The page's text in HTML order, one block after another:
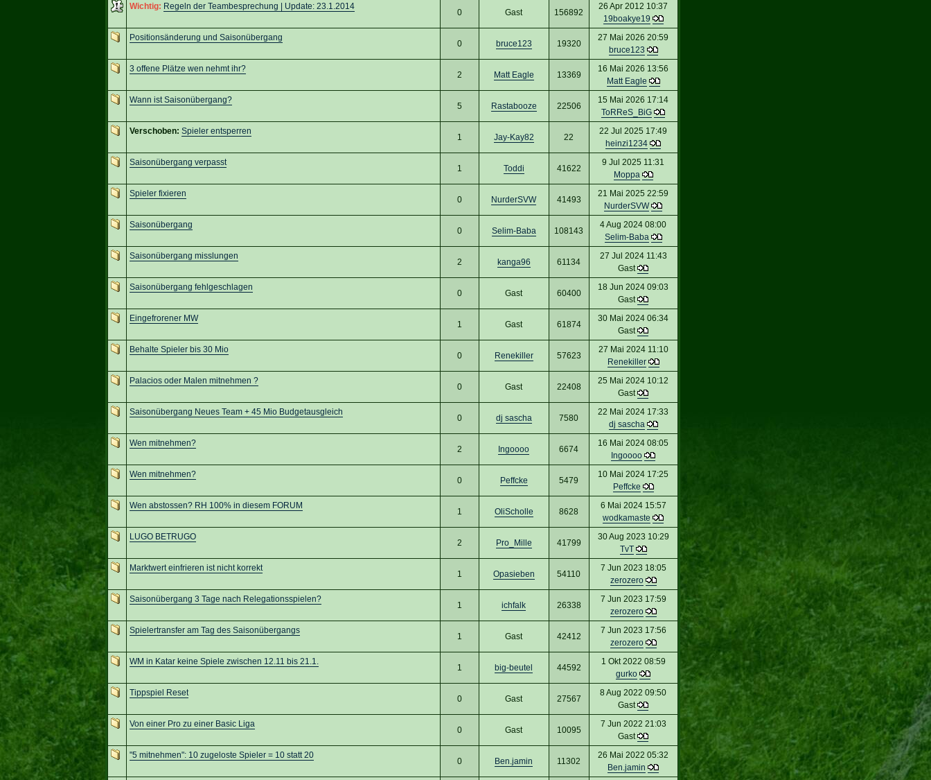
Wichtig: Regeln der Teambesprechung | Update: 23.1.2014
0 Gast 156892
26 Apr 2012 10:37
19boakye19
Positionsänderung und Saisonübergang
0 bruce123 19320
27 Mai 2026 20:59
bruce123
3 offene Plätze wen nehmt ihr?
2 Matt Eagle 13369
16 Mai 2026 13:56
Matt Eagle
Wann ist Saisonübergang?
5 Rastabooze 22506
15 Mai 2026 17:14
ToRReS_BiG
Verschoben: Spieler entsperren
1 Jay-Kay82 22
22 Jul 2025 17:49
heinzi1234
Saisonübergang verpasst
1 Toddi 41622
9 Jul 2025 11:31
Moppa
Spieler fixieren
0 NurderSVW 41493
21 Mai 2025 22:59
NurderSVW
Saisonübergang
0 Selim-Baba 108143
4 Aug 2024 08:00
Selim-Baba
Saisonübergang misslungen
2 kanga96 61134
27 Jul 2024 11:43
Gast
Saisonübergang fehlgeschlagen
0 Gast 60400
18 Jun 2024 09:03
Gast
Eingefrorener MW
1 Gast 61874
30 Mai 2024 06:34
Gast
Behalte Spieler bis 30 Mio
0 Renekiller 57623
27 Mai 2024 11:10
Renekiller
Palacios oder Malen mitnehmen ?
0 Gast 22408
25 Mai 2024 10:12
Gast
Saisonübergang Neues Team + 45 Mio Budgetausgleich
0 dj sascha 7580
22 Mai 2024 17:33
dj sascha
Wen mitnehmen?
2 Ingoooo 6674
16 Mai 2024 08:05
Ingoooo
Wen mitnehmen?
0 Peffcke 5479
10 Mai 2024 17:25
Peffcke
Wen abstossen? RH 100% in diesem FORUM
1 OliScholle 8628
6 Mai 2024 15:57
wodkamaste
LUGO BETRUGO
2 Pro_Mille 41799
30 Aug 2023 10:29
TvT
Marktwert einfrieren ist nicht korrekt
1 Opasieben 54110
7 Jun 2023 18:05
zerozero
Saisonübergang 3 Tage nach Relegationsspielen?
1 ichfalk 26338
7 Jun 2023 17:59
zerozero
Spielertransfer am Tag des Saisonübergangs
1 Gast 42412
7 Jun 2023 17:56
zerozero
WM in Katar keine Spiele zwischen 12.11 bis 21.1.
1 big-beutel 44592
1 Okt 2022 08:59
gurko
Tippspiel Reset
0 Gast 27567
8 Aug 2022 09:50
Gast
Von einer Pro zu einer Basic Liga
0 Gast 10095
7 Jun 2022 21:03
Gast
"5 mitnehmen": 10 zugeloste Spieler = 10 statt 20
0 Ben.jamin 11302
26 Mai 2022 05:32
Ben.jamin